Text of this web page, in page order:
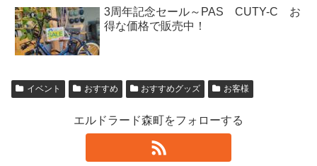
3周年記念セール～PAS CUTY-C お
得な価格で販売中！
イベント おすすめ おすすめグッズ お客様
エルドラード森町をフォローする